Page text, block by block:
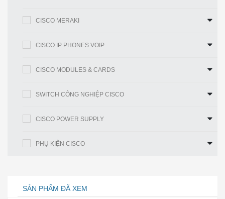
quản lý (ACL) cộng với MAC ACL
Quản lý an
HTTPS
SSID truyền
CISCO MERAKI
CISCO IP PHONES VOIP
CISCO MODULES & CARDS
SWITCH CÔNG NGHIỆP CISCO
CISCO POWER SUPPLY
PHỤ KIỆN CISCO
SẢN PHẨM ĐÃ XEM